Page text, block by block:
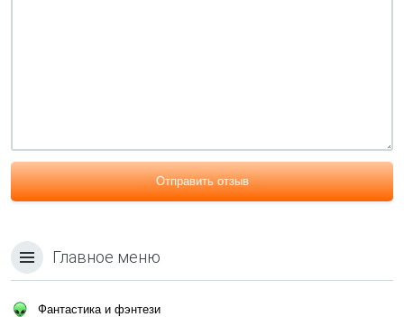
Отправить отзыв
Главное меню
Фантастика и фэнтези